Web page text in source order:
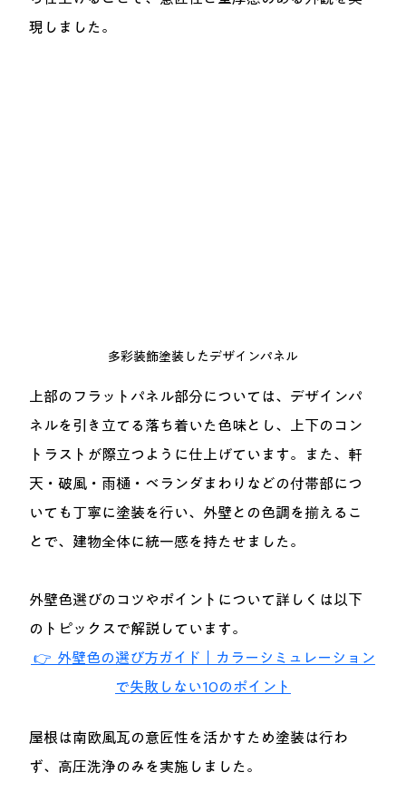
現しました。
多彩装飾塗装したデザインパネル
上部のフラットパネル部分については、デザインパ
ネルを引き立てる落ち着いた色味とし、上下のコン
トラストが際立つように仕上げています。また、軒
天・破風・雨樋・ベランダまわりなどの付帯部につ
いても丁寧に塗装を行い、外壁との色調を揃えるこ
とで、建物全体に統一感を持たせました。
外壁色選びのコツやポイント について詳しくは以下
のトピックスで解説しています。
👉  外壁色の選び方ガイド｜カラーシミュレーション
で失敗しない10のポイント
屋根は南欧風瓦の意匠性を活かすため塗装は行わ
ず、高圧洗浄のみを実施しました。